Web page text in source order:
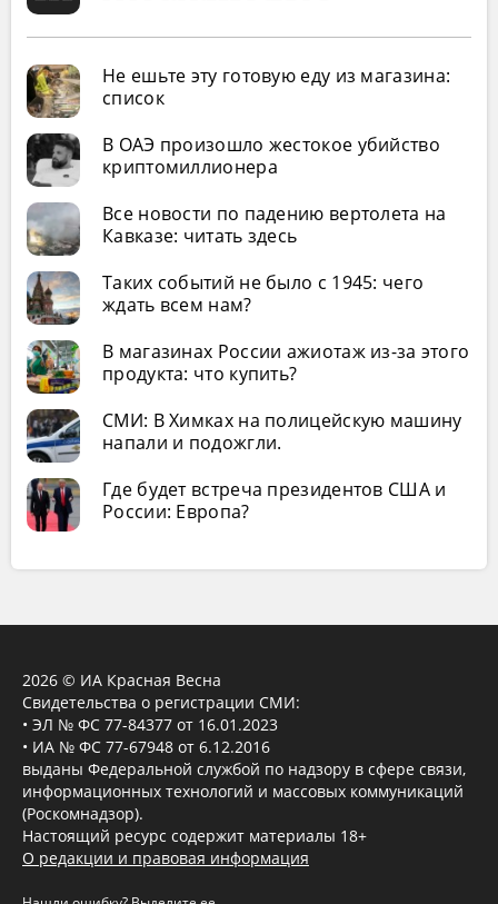
Не ешьте эту готовую еду из магазина:
список
В ОАЭ произошло жестокое убийство
криптомиллионера
Все новости по падению вертолета на
Кавказе: читать здесь
Таких событий не было с 1945: чего
ждать всем нам?
В магазинах России ажиотаж из-за этого
продукта: что купить?
СМИ: В Химках на полицейскую машину
напали и подожгли.
Где будет встреча президентов США и
России: Европа?
2026 © ИА Красная Весна
Свидетельства о регистрации СМИ:
• ЭЛ № ФС 77-84377 от 16.01.2023
• ИА № ФС 77-67948 от 6.12.2016
выданы Федеральной службой по надзору в сфере связи,
информационных технологий и массовых коммуникаций
(Роскомнадзор).
Настоящий ресурс содержит материалы 18+
О редакции и правовая информация